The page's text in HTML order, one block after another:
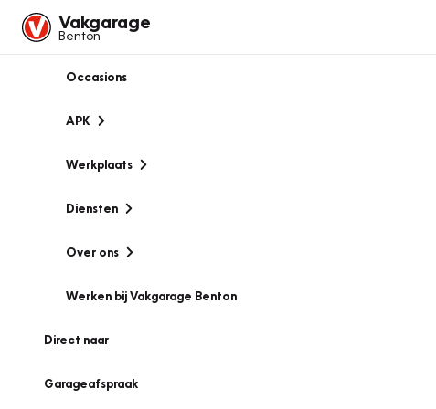
Vakgarage
Benton
Occasions
APK
Werkplaats
Diensten
Over ons
Werken bij Vakgarage Benton
Direct naar
Garageafspraak